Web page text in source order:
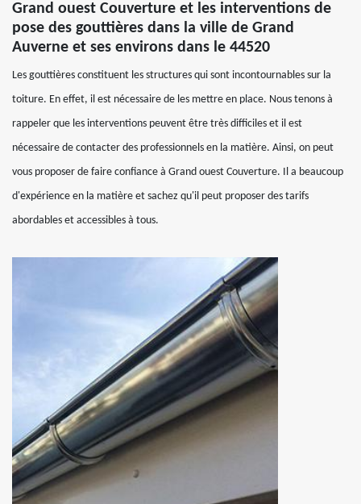
Grand ouest Couverture et les interventions de
pose des gouttières dans la ville de Grand
Auverne et ses environs dans le 44520
Les gouttières constituent les structures qui sont incontournables sur la
toiture. En effet, il est nécessaire de les mettre en place. Nous tenons à
rappeler que les interventions peuvent être très difficiles et il est
nécessaire de contacter des professionnels en la matière. Ainsi, on peut
vous proposer de faire confiance à Grand ouest Couverture. Il a beaucoup
d'expérience en la matière et sachez qu'il peut proposer des tarifs
abordables et accessibles à tous.